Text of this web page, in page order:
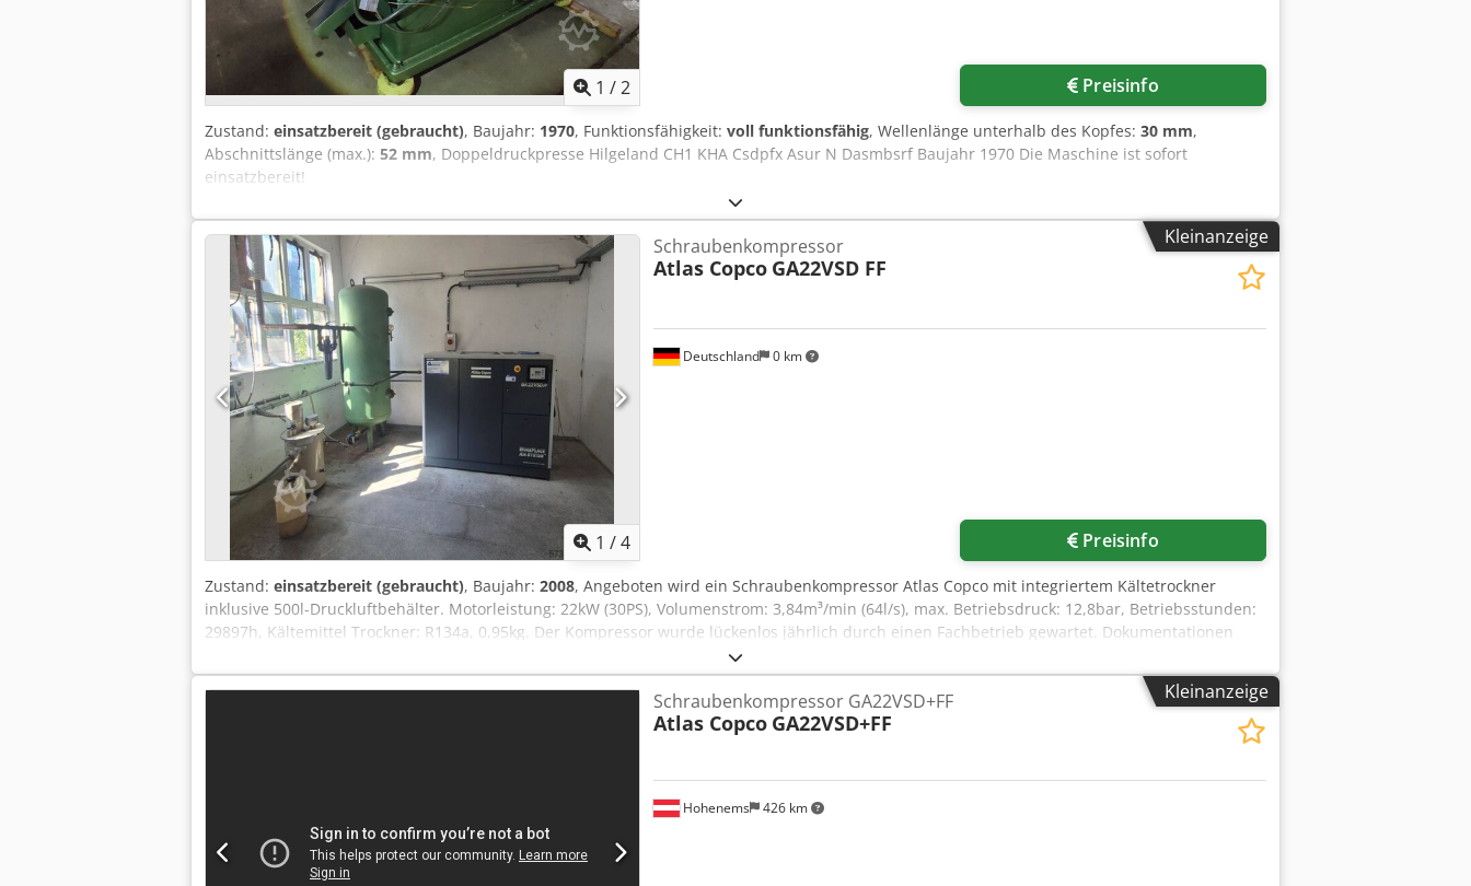
1 /2 Preisinfo
Zustand: einsatzbereit (gebraucht), Baujahr: 1970, Funktionsfähigkeit: voll funktionsfähig, Wellenlänge unterhalb des Kopfes: 30 mm,
Abschnittslänge (max.): 52 mm, Doppeldruckpresse Hilgeland CH1 KHA Csdpfx Asur N Dasmbsrf Baujahr 1970 Die Maschine ist sofort
einsatzbereit!
Kleinanzeige
1 /4
Deutschland 0 km
Schraubenkompressor
Atlas Copco GA22VSD FF
Preisinfo
Zustand: einsatzbereit (gebraucht), Baujahr: 2008, Angeboten wird ein Schraubenkompressor Atlas Copco mit integriertem Kältetrockner
inklusive 500l-Druckluftbehälter. Motorleistung: 22kW (30PS), Volumenstrom: 3,84m³/min (64l/s), max. Betriebsdruck: 12,8bar, Betriebsstunden:
29897h, Kältemittel Trockner: R134a, 0,95kg. Der Kompressor wurde lückenlos jährlich durch einen Fachbetrieb gewartet. Dokumentationen
vorhanden. Besichtigung nach Absprache möglich. Crsdpszh Nizsfx Ambjf
Kleinanzeige
Hohenems 426 km
Schraubenkompressor GA22VSD+FF
Atlas Copco GA22VSD+FF